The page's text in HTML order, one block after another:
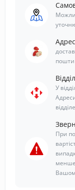
пошти
У
При
менше